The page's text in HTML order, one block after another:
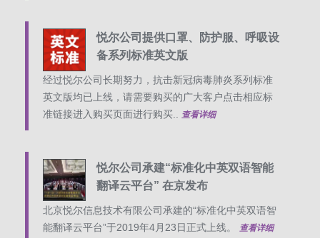
悦尔公司提供口罩、防护服、呼吸设
备系列标准英文版
经过悦尔公司长期努力，抗击新冠病毒肺炎系列标准
英文版均已上线，请需要购买的广大客户点击相应标
准链接进入购买页面进行购买..
查看详细
悦尔公司承建“标准化中英双语智能
翻译云平台” 在京发布
北京悦尔信息技术有限公司承建的“标准化中英双语智
能翻译云平台”于2019年4月23日正式上线。
查看详细